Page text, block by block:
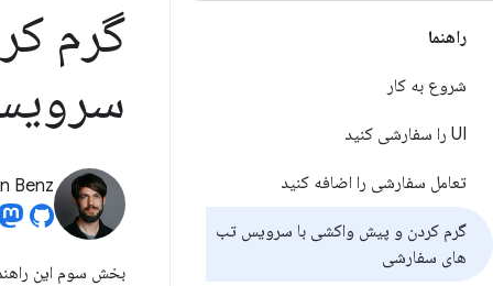
راهنما
شروع به کار
UI را سفارشی کنید
تعامل سفارشی را اضافه کنید
گرم کردن و پیش واکشی با سرویس تب
های سفارشی
گرم
Benz
بخش سوم این